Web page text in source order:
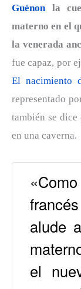
Guénonla
materno en el
la venerada
fue capaz, por
El nacimiento
representado
también se
en una caverna.
alude
el